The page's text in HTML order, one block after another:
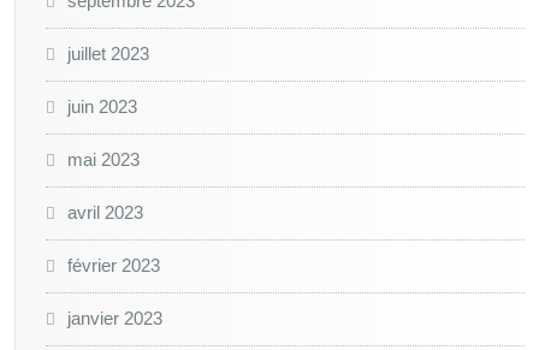
juillet 2023
juin 2023
mai 2023
avril 2023
février 2023
janvier 2023